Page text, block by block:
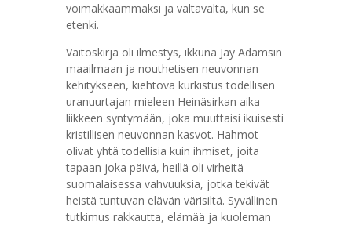
voimakkaammaksi ja valtavalta, kun se
etenki.
Väitöskirja oli ilmestys, ikkuna Jay Adamsin
maailmaan ja nouthetisen neuvonnan
kehitykseen, kiehtova kurkistus todellisen
uranuurtajan mieleen Heinäsirkan aika
liikkeen syntymään, joka muuttaisi ikuisesti
kristillisen neuvonnan kasvot. Hahmot
olivat yhtä todellisia kuin ihmiset, joita
tapaan joka päivä, heillä oli virheitä
suomalaisessa vahvuuksia, jotka tekivät
heistä tuntuvan elävän värisiltä. Syvällinen
tutkimus rakkautta, elämää ja kuoleman